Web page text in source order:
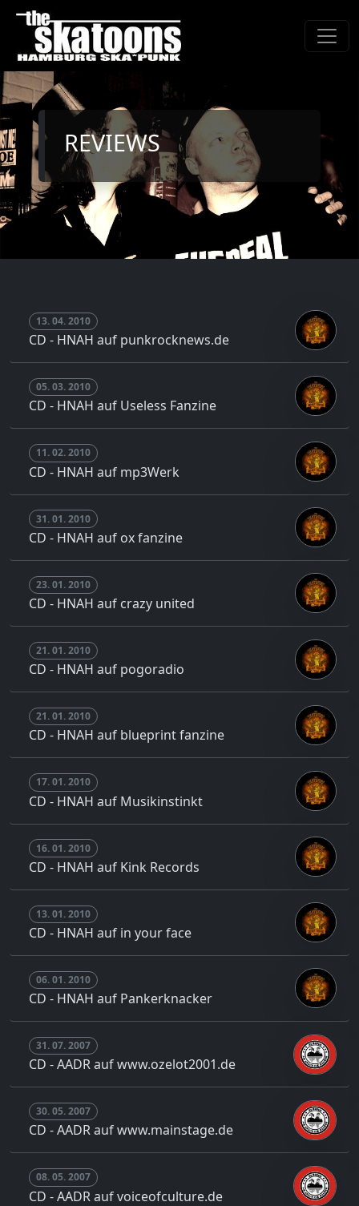
REVIEWS
13. 04. 2010
CD - HNAH auf punkrocknews.de
05. 03. 2010
CD - HNAH auf Useless Fanzine
11. 02. 2010
CD - HNAH auf mp3Werk
31. 01. 2010
CD - HNAH auf ox fanzine
23. 01. 2010
CD - HNAH auf crazy united
21. 01. 2010
CD - HNAH auf pogoradio
21. 01. 2010
CD - HNAH auf blueprint fanzine
17. 01. 2010
CD - HNAH auf Musikinstinkt
16. 01. 2010
CD - HNAH auf Kink Records
13. 01. 2010
CD - HNAH auf in your face
06. 01. 2010
CD - HNAH auf Pankerknacker
31. 07. 2007
CD - AADR auf www.ozelot2001.de
30. 05. 2007
CD - AADR auf www.mainstage.de
08. 05. 2007
CD - AADR auf voiceofculture.de